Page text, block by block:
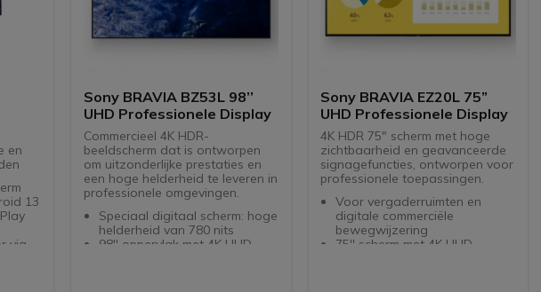
en
13
via
Sony BRAVIA BZ53L 98’’
UHD Professionele Display
Commercieel 4K HDR-
beeldscherm dat is ontworpen
om uitzonderlijke prestaties en
een hoge helderheid te leveren in
professionele omgevingen.
Speciaal digitaal scherm: hoge
helderheid van 780 nits
98'' oppervlak met 4K UHD-
Sony BRAVIA EZ20L 75”
UHD Professionele Display
4K HDR 75" scherm met hoge
zichtbaarheid en geavanceerde
signagefuncties, ontworpen voor
professionele toepassingen.
Voor vergaderruimten en
digitale commerciële
bewegwijzering
75'' scherm met 4K UHD-